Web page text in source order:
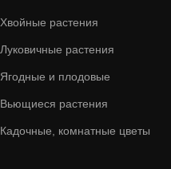
Хвойные растения
Луковичные растения
Ягодные и плодовые
Вьющиеся растения
Кадочные, комнатные цветы